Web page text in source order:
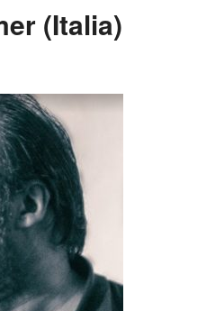
(Italia)